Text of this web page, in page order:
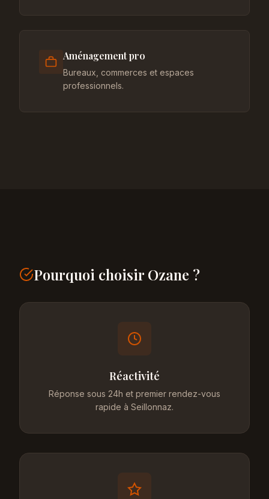
Aménagement pro
Bureaux, commerces et espaces
professionnels.
Pourquoi choisir Ozane ?
Réactivité
Réponse sous 24h et premier rendez-vous
rapide à Seillonnaz.